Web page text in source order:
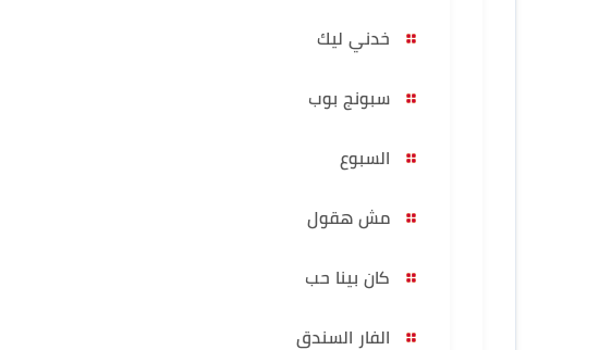
خدني ليك
سبونج بوب
السبوع
مش هقول
كان بينا حب
الفار السندق